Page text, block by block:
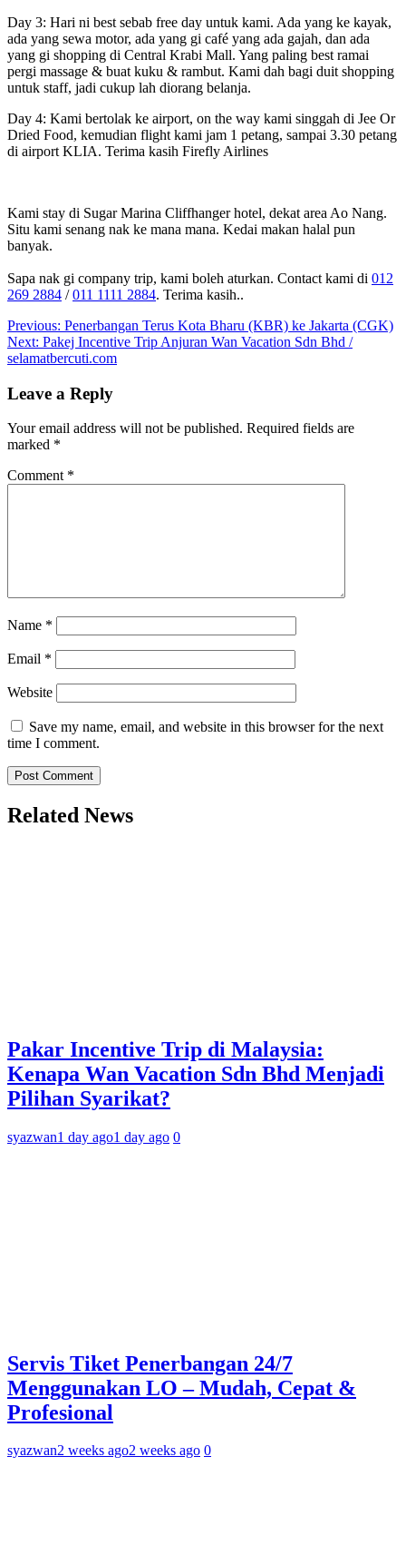
Day 3: Hari ni best sebab free day untuk kami. Ada yang ke kayak,
ada yang sewa motor, ada yang gi café yang ada gajah, dan ada
yang gi shopping di Central Krabi Mall. Yang paling best ramai
pergi massage & buat kuku & rambut. Kami dah bagi duit shopping
untuk staff, jadi cukup lah diorang belanja.
Day 4: Kami bertolak ke airport, on the way kami singgah di Jee Or
Dried Food, kemudian flight kami jam 1 petang, sampai 3.30 petang
di airport KLIA. Terima kasih Firefly Airlines
Kami stay di Sugar Marina Cliffhanger hotel, dekat area Ao Nang.
Situ kami senang nak ke mana mana. Kedai makan halal pun
banyak.
Sapa nak gi company trip, kami boleh aturkan. Contact kami di 012
269 2884 /011 1111 2884. Terima kasih..
Post
navigation
Previous: Penerbangan Terus Kota Bharu (KBR) ke Jakarta (CGK)
Next: Pakej Incentive Trip Anjuran Wan Vacation Sdn Bhd /
selamatbercuti.com
Leave a Reply
Your email address will not be published. Required fields are
marked *
Comment *
Name *
Email *
Website
Save my name, email, and website in this browser for the next
time I comment.
Related News
Pakar Incentive Trip di Malaysia:
Kenapa Wan Vacation Sdn Bhd Menjadi
Pilihan Syarikat?
syazwan1 day ago1 day ago 0
Servis Tiket Penerbangan 24/7
Menggunakan LO – Mudah, Cepat &
Profesional
syazwan2 weeks ago2 weeks ago 0